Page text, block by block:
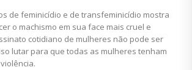
de feminicídio e de transfeminicídio mostra
o machismo em sua face mais cruel e
cotidiano de mulheres não pode ser
lutar para que todas as mulheres tenham